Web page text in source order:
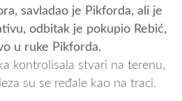
savladao je Pikforda, ali je
odbitak je pokupio Rebić,
u ruke Pikforda.
kontrolisala stvari na terenu,
su se ređale kao na traci.